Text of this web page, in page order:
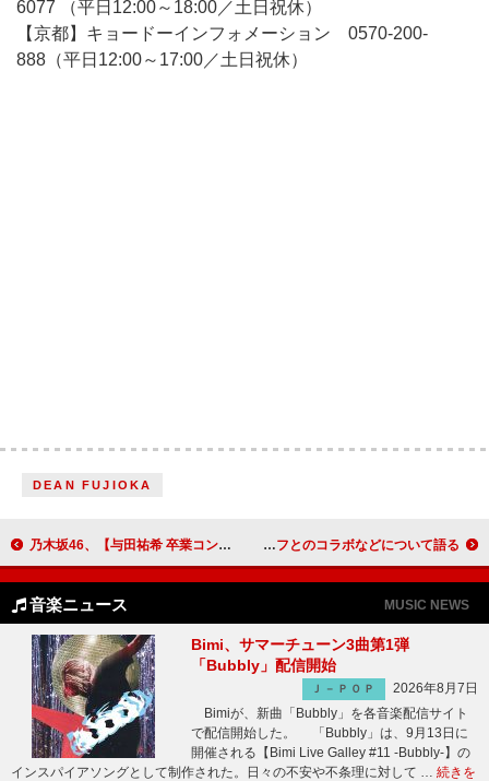
6077 （平日12:00～18:00／土日祝休）
【京都】キョードーインフォメーション 0570-200-
888（平日12:00～17:00／土日祝休）
DEAN FUJIOKA
乃木坂46、【与田祐希 卒業コンサート】Blu-ray＆DVDのアートワーク公開 ドージャ・キャット、ニューAL『Vie』でのジャック・アントノフとのコラボなどについて語る
音楽ニュース MUSIC NEWS
Bimi、サマーチューン3曲第1弾
「Bubbly」配信開始
Ｊ－ＰＯＰ
2026年8月7日
Bimiが、新曲「Bubbly」を各音楽配信サイト
で配信開始した。 「Bubbly」は、9月13日に
開催される【Bimi Live Galley #11 -Bubbly-】の
インスパイアソングとして制作された。日々の不安や不条理に対して … 続きを